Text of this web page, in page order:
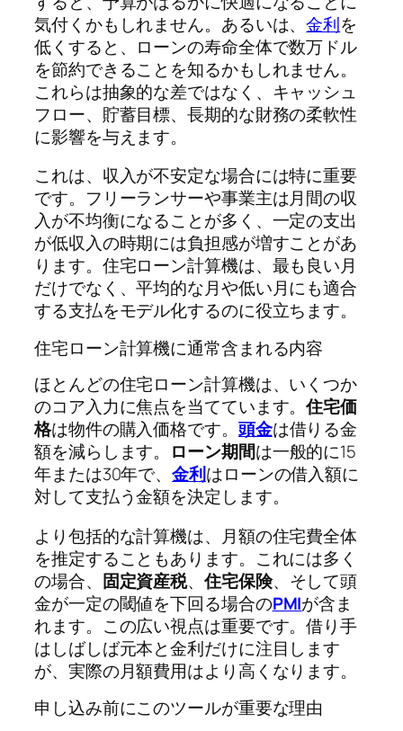
気付くかもしれません。あるいは、金利を
低くすると、ローンの寿命全体で数万ドル
を節約できることを知るかもしれません。
これらは抽象的な差ではなく、キャッシュ
フロー、貯蓄目標、長期的な財務の柔軟性
に影響を与えます。
これは、収入が不安定な場合には特に重要
です。フリーランサーや事業主は月間の収
入が不均衡になることが多く、一定の支出
が低収入の時期には負担感が増すことがあ
ります。住宅ローン計算機は、最も良い月
だけでなく、平均的な月や低い月にも適合
する支払をモデル化するのに役立ちます。
住宅ローン計算機に通常含まれる内容
ほとんどの住宅ローン計算機は、いくつか
のコア入力に焦点を当てています。住宅価
格は物件の購入価格です。 頭金は借りる金
額を減らします。
ローン期間は一般的に15
年または30年で、金利はローンの借入額に
対して支払う金額を決定します。
より包括的な計算機は、月額の住宅費全体
を推定することもあります。これには多く
の場合、 固定資産税、住宅保険、そして頭
金が一定の閾値を下回る場合のPMIが含ま
れます。この広い視点は重要です。借り手
はしばしば元本と金利だけに注目します
が、実際の月額費用はより高くなります。
申し込み前にこのツールが重要な理由